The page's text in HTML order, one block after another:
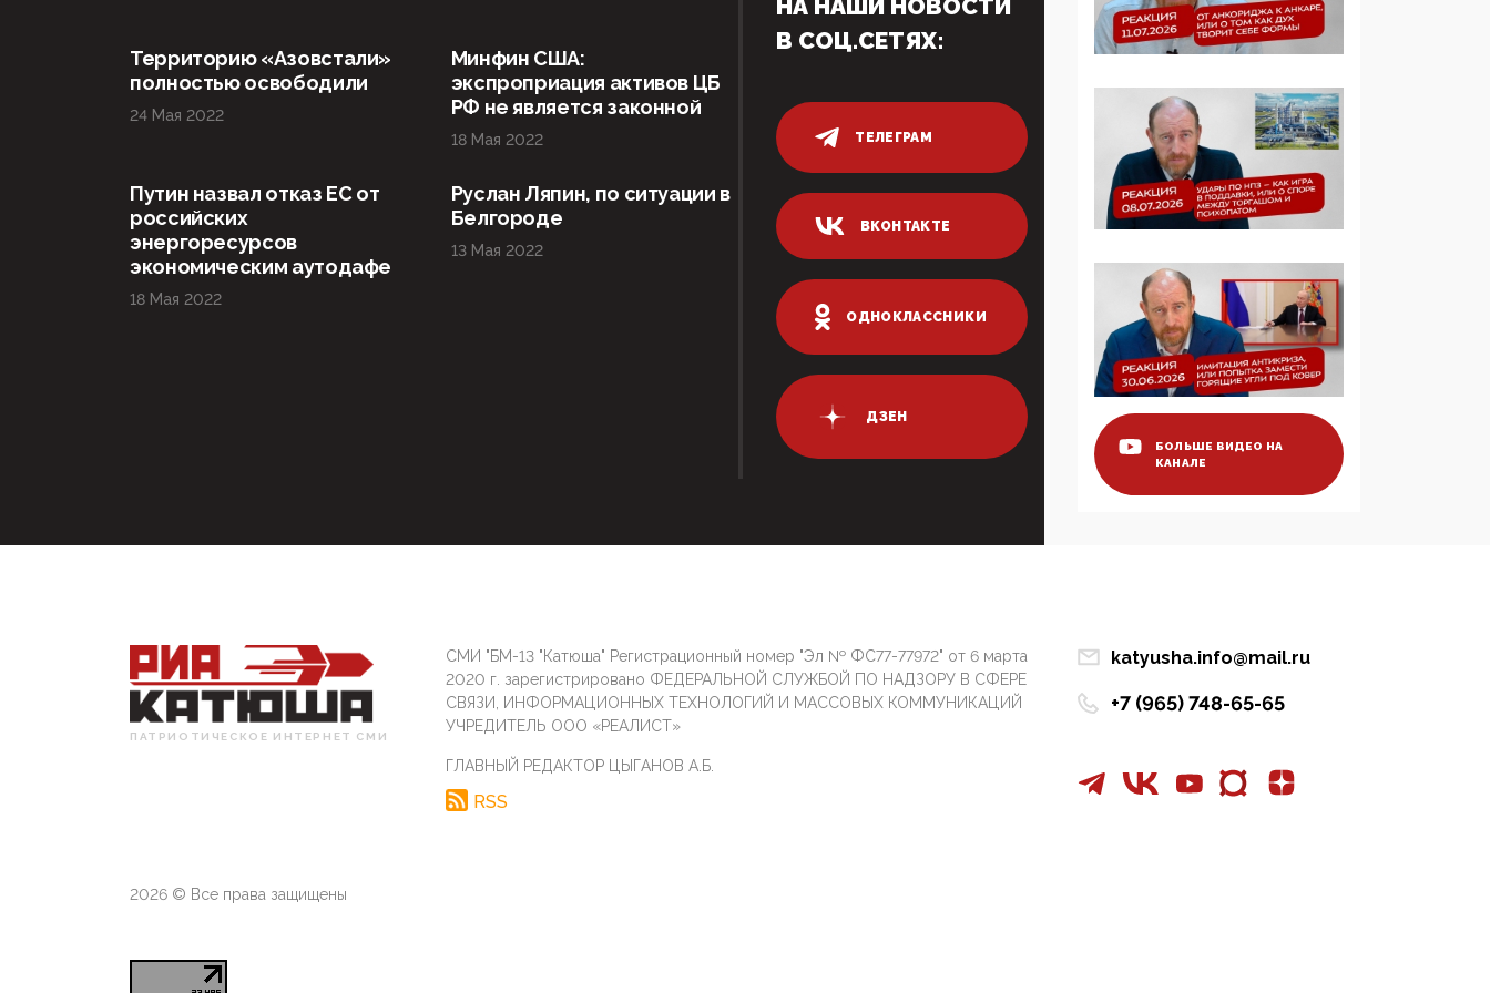
Манифест против
семьи и традиционных
ценностей: «Новые
люди» поднимают
электорат феминисток
на битву с
мужчинами-«бабуинам
и»
05:08, 15 Мая 2026
Эзотерика,
инфоцыганство и
лженаука под ширмой
защиты традиционных
ценностей: кто и с чем
выступал на форуме
«Россия 809. Традиции
будущего»
09:40, 06 Мая 2026
120 лет
народовластия
превратился в «чего
БОЛЬШЕ ВИДЕО НА
КАНАЛЕ
Территорию «Азовстали»
полностью освободили
24 Мая 2022
Минфин США:
экспроприация активов ЦБ
РФ не является законной
18 Мая 2022
Путин назвал отказ ЕС от
российских
энергоресурсов
экономическим аутодафе
18 Мая 2022
Руслан Ляпин, по ситуации в
Белгороде
13 Мая 2022
НА НАШИ НОВОСТИ
В СОЦ.СЕТЯХ:
ТЕЛЕГРАМ
ВКОНТАКТЕ
ОДНОКЛАССНИКИ
ДЗЕН
ПАТРИОТИЧЕСКОЕ ИНТЕРНЕТ СМИ
СМИ "БМ-13 "Катюша" Регистрационный номер "Эл № ФС77-77972" от 6 марта
2020 г. зарегистрировано ФЕДЕРАЛЬНОЙ СЛУЖБОЙ ПО НАДЗОРУ В СФЕРЕ
СВЯЗИ, ИНФОРМАЦИОННЫХ ТЕХНОЛОГИЙ И МАССОВЫХ КОММУНИКАЦИЙ
УЧРЕДИТЕЛЬ ООО «РЕАЛИСТ»
ГЛАВНЫЙ РЕДАКТОР ЦЫГАНОВ А.Б.
RSS
katyusha.info@mail.ru
+7 (965) 748-65-65
2026 © Все права защищены